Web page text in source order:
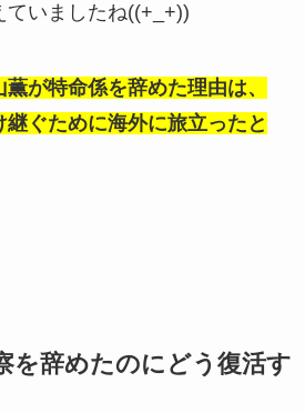
ていましたね((+_+))
が特命係を辞めた理由は、
ぐために海外に旅立ったと
を辞めたのにどう復活す